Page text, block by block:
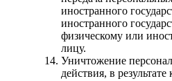
иностранного
иностранного
физическому или
лицу.
Уничтожение
действия, в